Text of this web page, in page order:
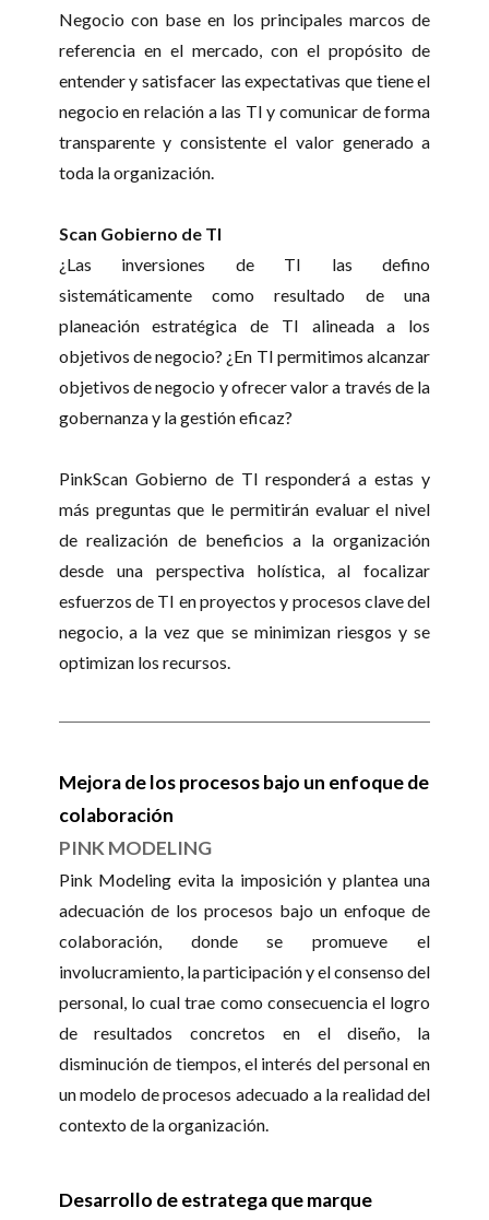
Negocio con base en los principales marcos de
referencia en el mercado, con el propósito de
entender y satisfacer las expectativas que tiene el
negocio en relación a las TI y comunicar de forma
transparente y consistente el valor generado a
toda la organización.
Scan Gobierno de TI
¿Las inversiones de TI las defino
sistemáticamente como resultado de una
planeación estratégica de TI alineada a los
objetivos de negocio? ¿En TI permitimos alcanzar
objetivos de negocio y ofrecer valor a través de la
gobernanza y la gestión eficaz?
PinkScan Gobierno de TI responderá a estas y
más preguntas que le permitirán evaluar el nivel
de realización de beneficios a la organización
desde una perspectiva holística, al focalizar
esfuerzos de TI en proyectos y procesos clave del
negocio, a la vez que se minimizan riesgos y se
optimizan los recursos.
Mejora de los procesos bajo un enfoque de
colaboración
PINK MODELING
Pink Modeling evita la imposición y plantea una
adecuación de los procesos bajo un enfoque de
colaboración, donde se promueve el
involucramiento, la participación y el consenso del
personal, lo cual trae como consecuencia el logro
de resultados concretos en el diseño, la
disminución de tiempos, el interés del personal en
un modelo de procesos adecuado a la realidad del
contexto de la organización.
Desarrollo de estratega que marque